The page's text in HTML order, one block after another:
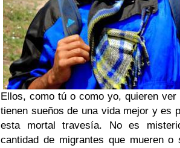
Ellos, como tú o como yo, quieren
tienen sueños de una vida mejor y es
esta mortal travesía. No es
cantidad de migrantes que mueren o